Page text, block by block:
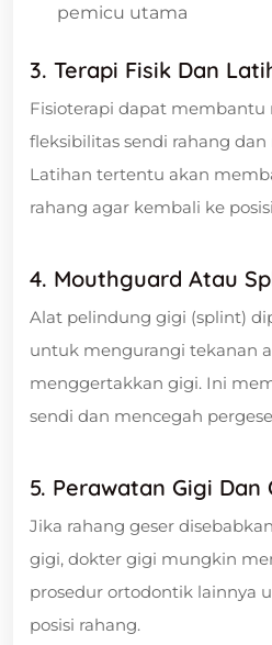
pemicu utama
3. Terapi Fisik Dan
Fisioterapi dapat
fleksibilitas sendi rahang
Latihan tertentu akan
rahang agar kembali ke
4. Mouthguard Atau
Alat pelindung gigi (splint)
untuk mengurangi tekanan
menggertakkan gigi. Ini
sendi dan mencegah
5. Perawatan Gigi
Jika rahang geser
gigi, dokter gigi mungkin
prosedur ortodontik lainnya
posisi rahang.